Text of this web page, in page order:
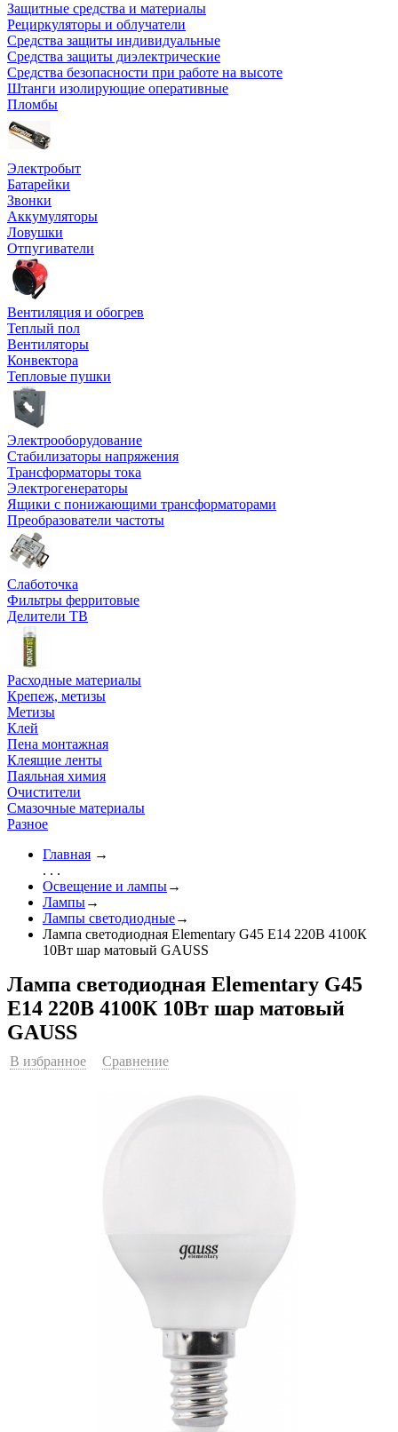
Защитные средства и материалы
Рециркуляторы и облучатели
Средства защиты индивидуальные
Средства защиты диэлектрические
Средства безопасности при работе на высоте
Штанги изолирующие оперативные
Пломбы
Электробыт
Батарейки
Звонки
Аккумуляторы
Ловушки
Отпугиватели
Вентиляция и обогрев
Теплый пол
Вентиляторы
Конвектора
Тепловые пушки
Электрооборудование
Стабилизаторы напряжения
Трансформаторы тока
Электрогенераторы
Ящики с понижающими трансформаторами
Преобразователи частоты
Слаботочка
Фильтры ферритовые
Делители ТВ
Расходные материалы
Крепеж, метизы
Метизы
Клей
Пена монтажная
Клеящие ленты
Паяльная химия
Очистители
Смазочные материалы
Разное
Главная →
. . .
Освещение и лампы→
Лампы→
Лампы светодиодные→
Лампа светодиодная Elementary G45 E14 220В 4100К
10Вт шар матовый GAUSS
Лампа светодиодная Elementary G45
E14 220В 4100К 10Вт шар матовый
GAUSS
В избранное Сравнение